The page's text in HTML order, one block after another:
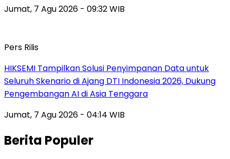
Jumat, 7 Agu 2026 - 09:32 WIB
Pers Rilis
HIKSEMI Tampilkan Solusi Penyimpanan Data untuk
Seluruh Skenario di Ajang DTI Indonesia 2026, Dukung
Pengembangan AI di Asia Tenggara
Jumat, 7 Agu 2026 - 04:14 WIB
Berita Populer